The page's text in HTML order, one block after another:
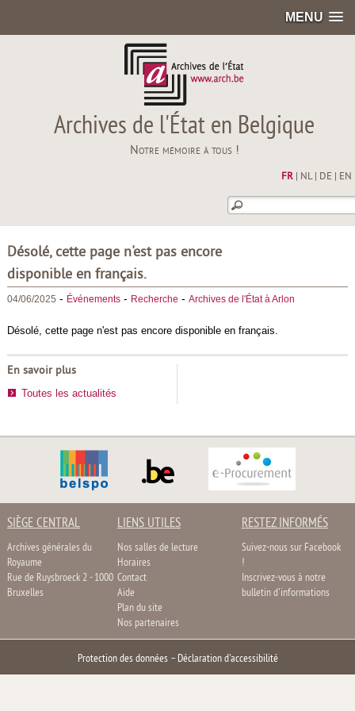
MENU
Archives de l'État en Belgique
Notre mémoire à tous !
FR| NL| DE EN
Désolé, cette page n'est pas encore
disponible en français.
04/06/2025 - Événements- Recherche - Archives de l'État à Arlon
Désolé, cette page n'est pas encore disponible en français.
En savoir plus
Toutes les actualités
SIÈGE CENTRAL
Archives générales du
Royaume
Rue de Ruysbroeck 2 - 1000
Bruxelles
LIENS UTILES
Nos salles de lecture
Horaires
Contact
Aide
Plan du site
Nos partenaires
RESTEZ INFORMÉS
Suivez-nous sur Facebook
!
Inscrivez-vous à notre
bulletin d'informations
Protection des données– Déclaration d'accessibilité